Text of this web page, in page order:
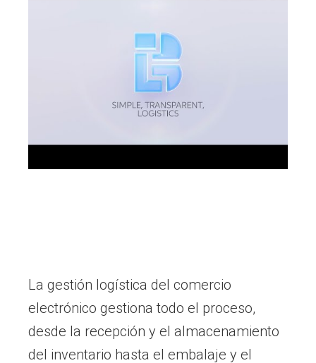
La gestión logística del comercio
electrónico gestiona todo el proceso,
desde la recepción y el almacenamiento
del inventario hasta el embalaje y el